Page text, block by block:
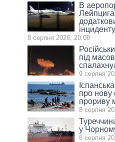
В
8 серпня 2026, 20:08
під
9 серпня
про нову
прориву
8 серпня
у
8 серпня